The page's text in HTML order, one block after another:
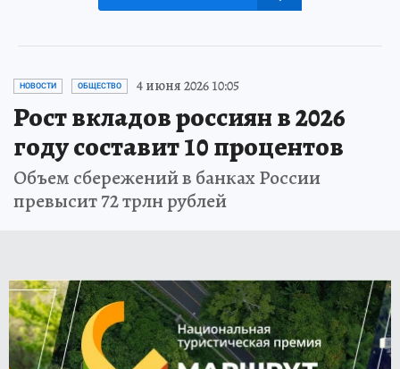
НОВОСТИ ОБЩЕСТВО 4 июня 2026 10:05
Рост вкладов россиян в 2026
году составит 10 процентов
Объем сбережений в банках России
превысит 72 трлн рублей